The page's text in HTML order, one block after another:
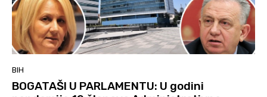
BIH
BOGATAŠI U PARLAMENTU: U godini